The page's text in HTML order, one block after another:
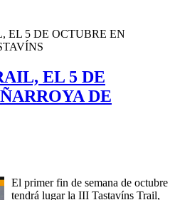
EL 5 DE OCTUBRE EN
EL 5 DE
DE
El primer fin de semana de octubre
tendrá lugar la III Tastavíns Trail,